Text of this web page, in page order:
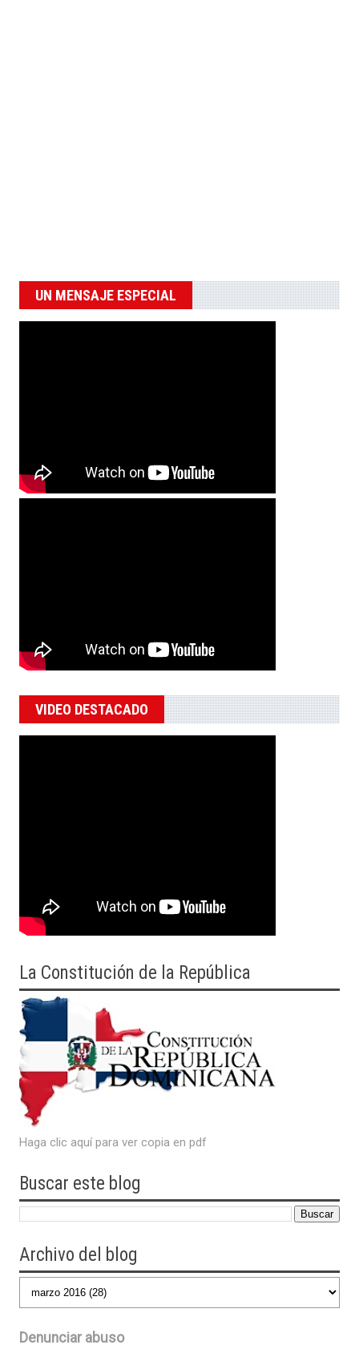
UN MENSAJE ESPECIAL
VIDEO DESTACADO
La Constitución de la República
Haga clic aquí para ver copia en pdf
Buscar este blog
Archivo del blog
Denunciar abuso